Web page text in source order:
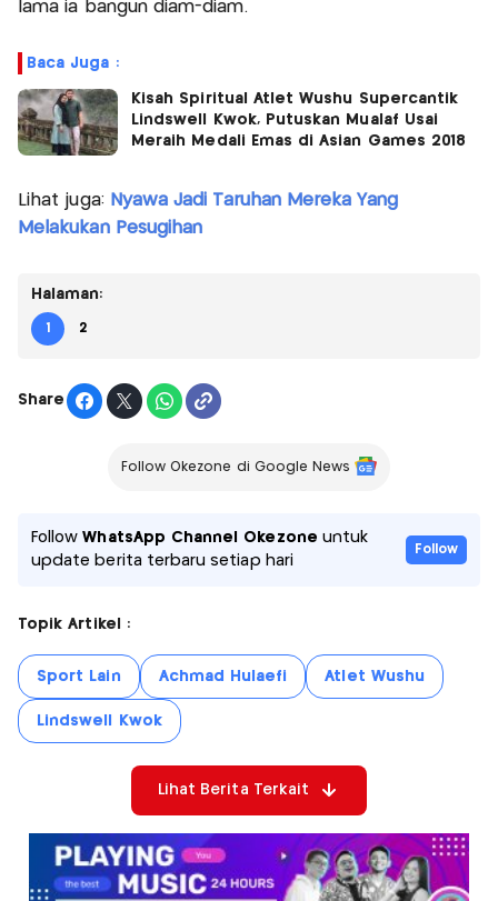
lama ia bangun diam-diam.
Baca Juga :
Kisah Spiritual Atlet Wushu Supercantik
Lindswell Kwok, Putuskan Mualaf Usai
Meraih Medali Emas di Asian Games 2018
Lihat juga: Nyawa Jadi Taruhan Mereka Yang
Melakukan Pesugihan
Halaman:
1 2
Share
Follow Okezone di Google News
FollowWhatsApp Channel Okezone untuk
update berita terbaru setiap hari
Follow
Topik Artikel :
Sport Lain Achmad Hulaefi Atlet Wushu
Lindswell Kwok
Lihat Berita Terkait